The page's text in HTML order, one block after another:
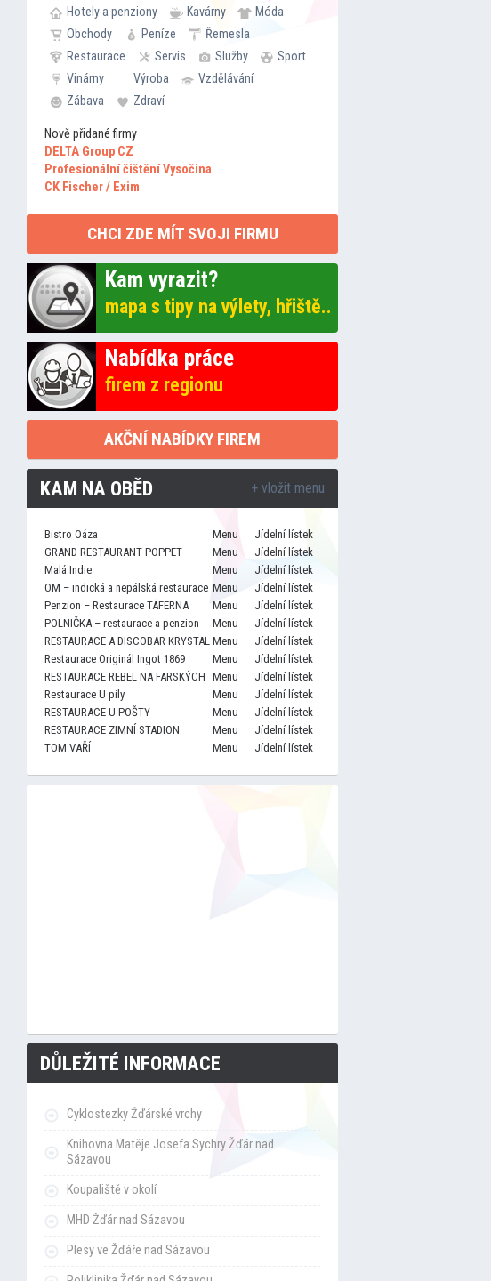
Hotely a penziony
Kavárny
Móda
Obchody
Peníze
Řemesla
Restaurace
Servis Služby
Sport
Vinárny
Výroba
Vzdělávání
Zábava
Zdraví
Nově přidané firmy
DELTA Group CZ
Profesionální čištění Vysočina
CK Fischer / Exim
CHCI ZDE MÍT SVOJI FIRMU
Kam vyrazit?
mapa s tipy na výlety, hřiště..
Nabídka práce
firem z regionu
AKČNÍ NABÍDKY FIREM
KAM NA OBĚD + vložit menu
Bistro Oáza Menu
Jídelní lístek
GRAND RESTAURANT POPPET
Menu
Jídelní lístek
Malá Indie
Menu
Jídelní lístek
OM – indická a nepálská restaurace Menu
Jídelní lístek
Penzion – Restaurace TÁFERNA
Menu
Jídelní lístek
POLNIČKA – restaurace a penzion
Menu
Jídelní lístek
RESTAURACE A DISCOBAR KRYSTAL Menu
Jídelní lístek
Restaurace Originál Ingot 1869
Menu
Jídelní lístek
RESTAURACE REBEL NA FARSKÝCH Menu
Jídelní lístek
Restaurace U pily
Menu
Jídelní lístek
RESTAURACE U POŠTY
Menu
Jídelní lístek
RESTAURACE ZIMNÍ STADION
Menu
Jídelní lístek
TOM VAŘÍ
Menu Jídelní lístek
DŮLEŽITÉ INFORMACE
Cyklostezky Žďárské vrchy
Knihovna Matěje Josefa Sychry Žďár nad
Sázavou
Koupaliště v okolí
MHD Žďár nad Sázavou
Plesy ve Žďáře nad Sázavou